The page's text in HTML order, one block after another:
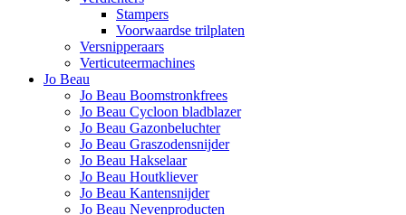
Stampers
Voorwaardse trilplaten
Versnipperaars
Verticuteermachines
Jo Beau
Jo Beau Boomstronkfrees
Jo Beau Cycloon bladblazer
Jo Beau Gazonbeluchter
Jo Beau Graszodensnijder
Jo Beau Hakselaar
Jo Beau Houtkliever
Jo Beau Kantensnijder
Jo Beau Nevenproducten